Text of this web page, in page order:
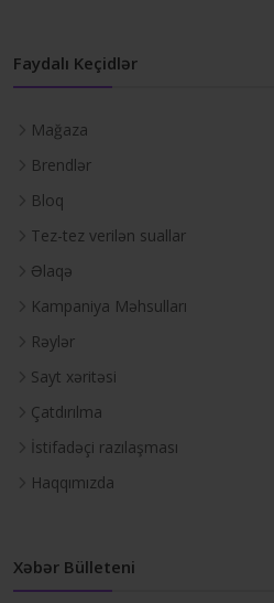
Faydalı Keçidlər
Mağaza
Brendlər
Bloq
Tez-tez verilən suallar
Əlaqə
Kampaniya Məhsulları
Rəylər
Sayt xəritəsi
Çatdırılma
İstifadəçi razılaşması
Haqqımızda
Xəbər Bülleteni